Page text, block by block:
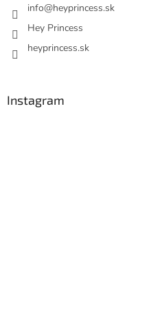
info@heyprincess.sk
Hey Princess
heyprincess.sk
Instagram